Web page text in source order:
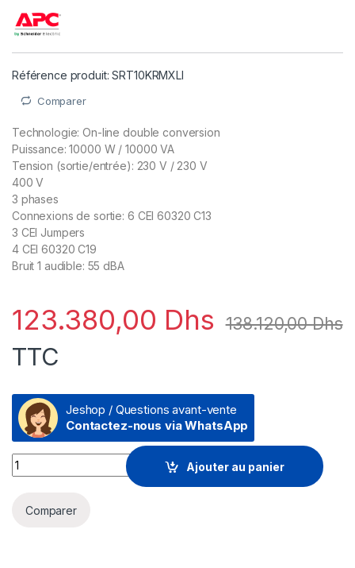
Référence produit: SRT10KRMXLI
Comparer
Technologie: On-line double conversion
Puissance: 10000 W / 10000 VA
Tension (sortie/entrée): 230 V / 230 V
400 V
3 phases
Connexions de sortie: 6 CEI 60320 C13
3 CEI Jumpers
4 CEI 60320 C19
Bruit 1 audible: 55 dBA
123.380,00 Dhs 138.120,00Dhs
TTC
Jeshop / Questions avant-vente
Contactez-nous via WhatsApp
Prix Onduleur APC ON-LINE double conversion Smart-UPS
Ajouter au panier
Comparer